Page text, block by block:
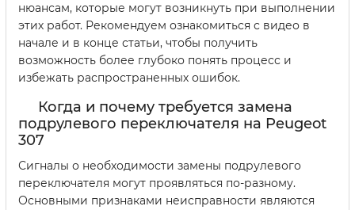
нюансам, которые могут возникнуть при выполнении
этих работ. Рекомендуем ознакомиться с видео в
начале и в конце статьи, чтобы получить
возможность более глубоко понять процесс и
избежать распространенных ошибок.
Когда и почему требуется замена
подрулевого переключателя на Peugeot
307
Сигналы о необходимости замены подрулевого
переключателя могут проявляться по-разному.
Основными признаками неисправности являются